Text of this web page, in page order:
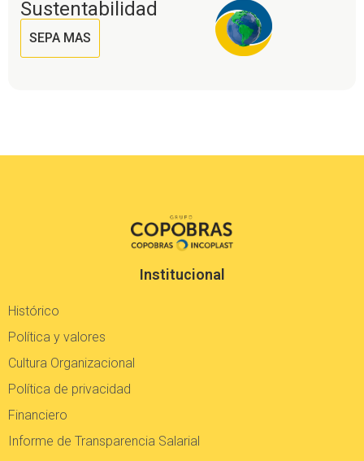
Sustentabilidad
SEPA MAS
Institucional
Histórico
Política y valores
Cultura Organizacional
Política de privacidad
Financiero
Informe de Transparencia Salarial